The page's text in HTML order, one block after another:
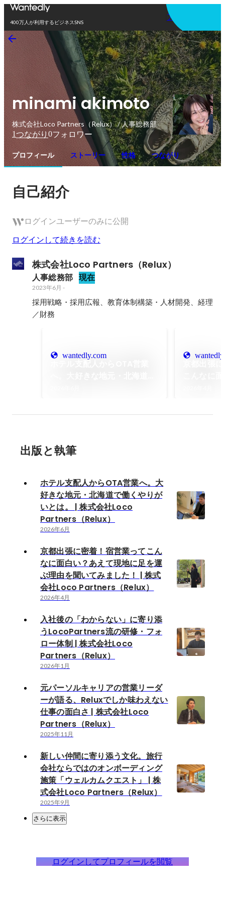
400万人が利用するビジネスSNS
アプリを使う
minami akimoto
株式会社Loco Partners（Relux） / 人事総務部
1つながり0フォロワー
プロフィール ストーリー 性格 つながり
自己紹介
ログインユーザーのみに公開
ログインして続きを読む
株式会社Loco Partners（Relux）
人事総務部 現在
2023年6月 -
採用戦略・採用広報、教育体制構築・人材開発、経理
／財務
wantedly.com
Partners
出版と執筆
ホテル支配人からOTA営業へ。大
好きな地元・北海道で働くやりが
いとは。 | 株式会社Loco
Partners（Relux）
2026年6月
京都出張に密着！宿営業ってこん
なに面白い？あえて現地に足を運
ぶ理由を聞いてみました！ | 株式
会社Loco Partners（Relux）
2026年4月
入社後の「わからない」に寄り添
うLocoPartners流の研修・フォ
ロー体制 | 株式会社Loco
Partners（Relux）
2026年1月
元パーソルキャリアの営業リーダ
ーが語る、Reluxでしか味わえない
仕事の面白さ | 株式会社Loco
Partners（Relux）
2025年11月
新しい仲間に寄り添う文化。旅行
会社ならではのオンボーディング
施策「ウェルカムクエスト」 | 株
式会社Loco Partners（Relux）
2025年9月
さらに表示
ログインしてプロフィールを閲覧